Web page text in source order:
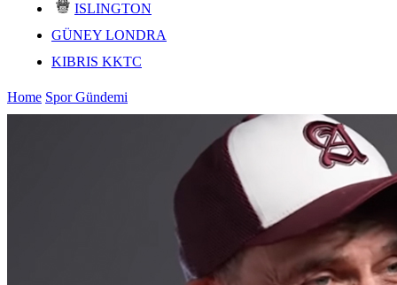
ISLINGTON
GÜNEY LONDRA
KIBRIS KKTC
Home Spor Gündemi